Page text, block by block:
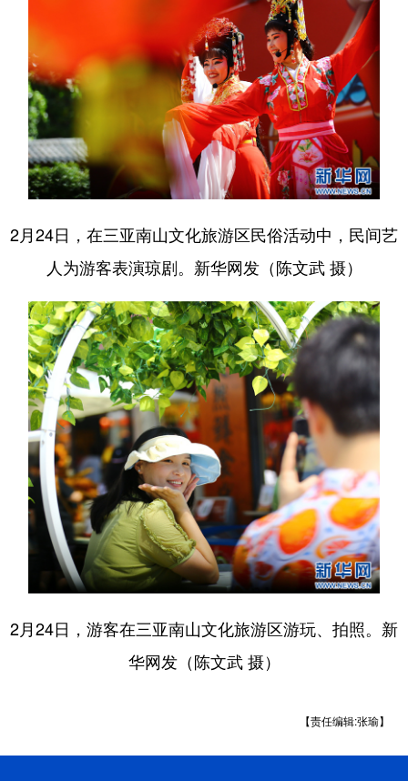
2月24日，在三亚南山文化旅游区民俗活动中，民间艺
人为游客表演琼剧。新华网发（陈文武 摄）
2月24日，游客在三亚南山文化旅游区游玩、拍照。新
华网发（陈文武 摄）
【责任编辑:张瑜】